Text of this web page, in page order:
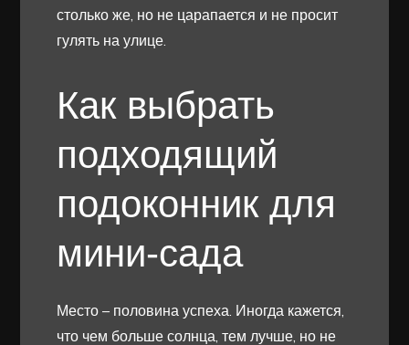
столько же, но не царапается и не просит
гулять на улице.
Как выбрать
подходящий
подоконник для
мини-сада
Место – половина успеха. Иногда кажется,
что чем больше солнца, тем лучше, но не